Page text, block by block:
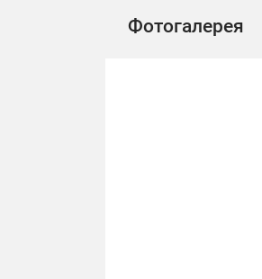
Фотогалерея